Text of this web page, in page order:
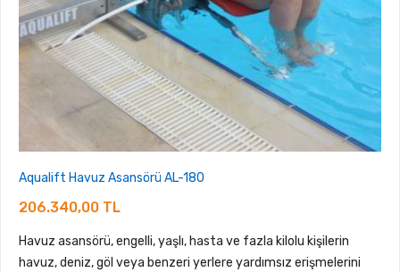
Aqualift Havuz Asansörü AL-180
206.340,00 TL
Havuz asansörü, engelli, yaşlı, hasta ve fazla kilolu kişilerin
havuz, deniz, göl veya benzeri yerlere yardımsız erişmelerini